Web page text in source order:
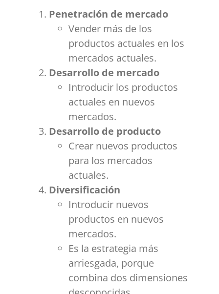
Penetración de mercado
Vender más de los
productos actuales en los
mercados actuales.
Desarrollo de mercado
Introducir los productos
actuales en nuevos
mercados.
Desarrollo de producto
Crear nuevos productos
para los mercados
actuales.
Diversificación
Introducir nuevos
productos en nuevos
mercados.
Es la estrategia más
arriesgada, porque
combina dos dimensiones